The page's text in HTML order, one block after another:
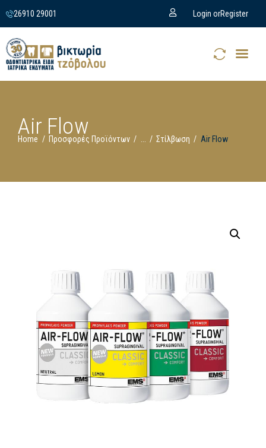
26910 29001 Login orRegister
Air Flow
Home Προσφορές Προϊόντων Στίλβωση Air Flow